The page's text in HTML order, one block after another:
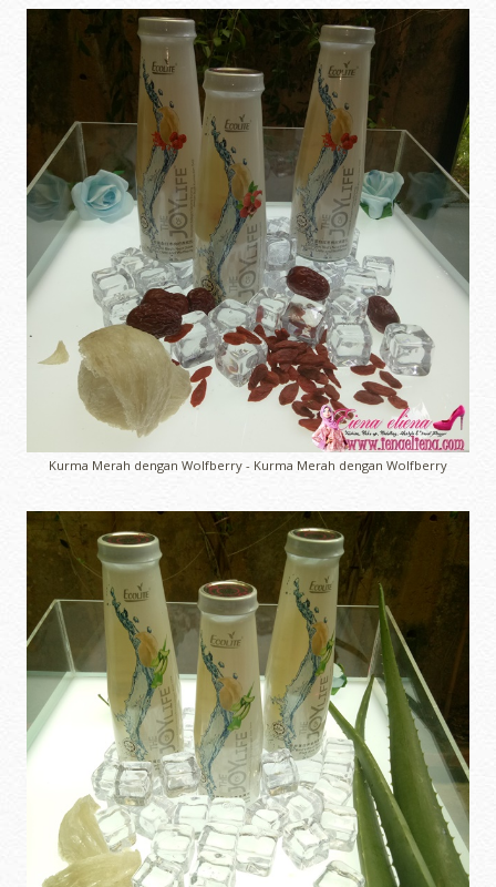
Kurma Merah dengan Wolfberry - Kurma Merah dengan Wolfberry